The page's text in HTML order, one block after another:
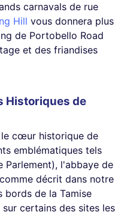
carnavals de rue
Hill vous donnera plus
de Portobello Road
et des friandises
Historiques de
le cœur historique de
emblématiques tels
Parlement), l'abbaye de
décrit dans notre
bords de la Tamise
certains des sites les